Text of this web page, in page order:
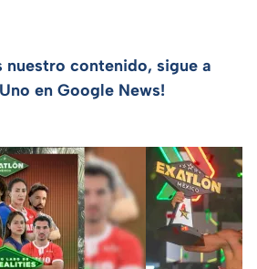
nuestro contenido, sigue a
en Google News!